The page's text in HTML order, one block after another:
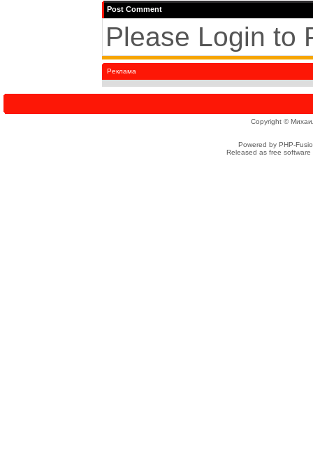
Post Comment
Please Login to
Реклама
Copyright ©
Powered by PHP-
Released as free